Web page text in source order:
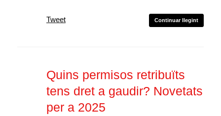
Continuar llegint
Tweet
Quins permisos retribuïts
tens dret a gaudir? Novetats
per a 2025